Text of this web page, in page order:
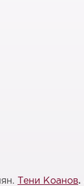
Тени Коанов.